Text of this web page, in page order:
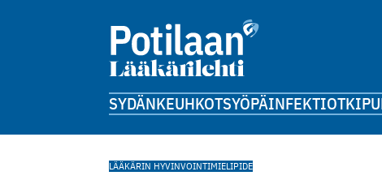
SYDÄNKEUHKOTSYÖPÄINFEKTIOTKIPU
LÄÄKÄRIN HYVINVOINTIMIELIPIDE